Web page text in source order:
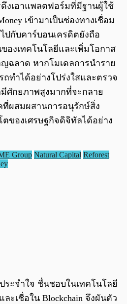
งเอาแพลตฟอร์มที่มีฐานผู้ใช้
เข้ามาเป็นช่องทางเชื่อม
ปกับคาร์บอนเครดิตยังถือ
องเทคโนโลยีและเพิ่มโอกาส
ฉลาด หากโมเดลการนำราย
ทำได้อย่างโปร่งใสและตรวจ
ศักยภาพสูงมากที่จะกลาย
ผสมผสานการอนุรักษ์สิ่ง
ตของเศรษฐกิจดิจิทัลได้อย่าง
Group Natural Capital Reforest
ระจำใจ ชื่นชอบในเทคโนโลยี
ะเชื่อใน Blockchain จึงผันตัว